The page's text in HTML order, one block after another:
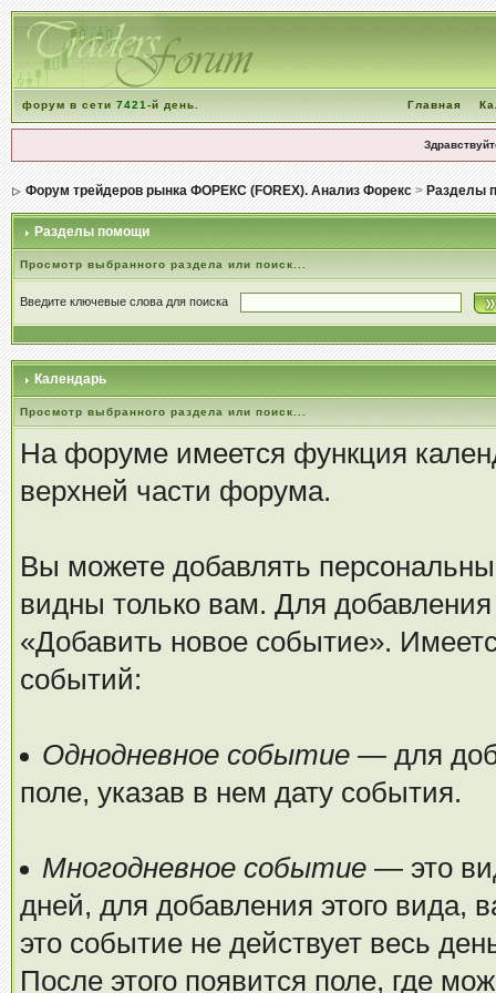
форум в сети 7421 -й день. Главная
Форум трейдеров рынка ФОРЕКС (FOREX). Анализ Форекс>Разделы
Разделы помощи
Просмотр выбранного раздела или поиск...
Введите ключевые слова для поиска
Календарь
Просмотр выбранного раздела или поиск...
На форуме имеется функция
верхней части форума.
Вы можете добавлять
видны только вам. Для добавления
«Добавить новое событие».
событий:
Однодневное событие— для
поле, указав в нем дату события.
Многодневное событие— это
дней, для добавления этого вида,
это событие не действует весь
После этого появится поле, где